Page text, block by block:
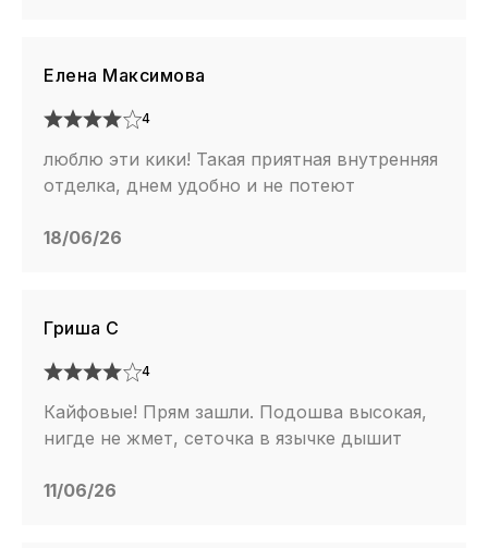
Елена Максимова
4
люблю эти кики! Такая приятная внутренняя
отделка, днем удобно и не потеют
18/06/26
Гриша С
4
Кайфовые! Прям зашли. Подошва высокая,
нигде не жмет, сеточка в язычке дышит
11/06/26